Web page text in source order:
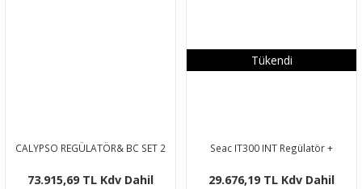
CALYPSO REGÜLATÖR& BC SET 2
73.915,69 TL Kdv Dahil
Tükendi
Seac IT300 INT Regülatör +
29.676,19 TL Kdv Dahil